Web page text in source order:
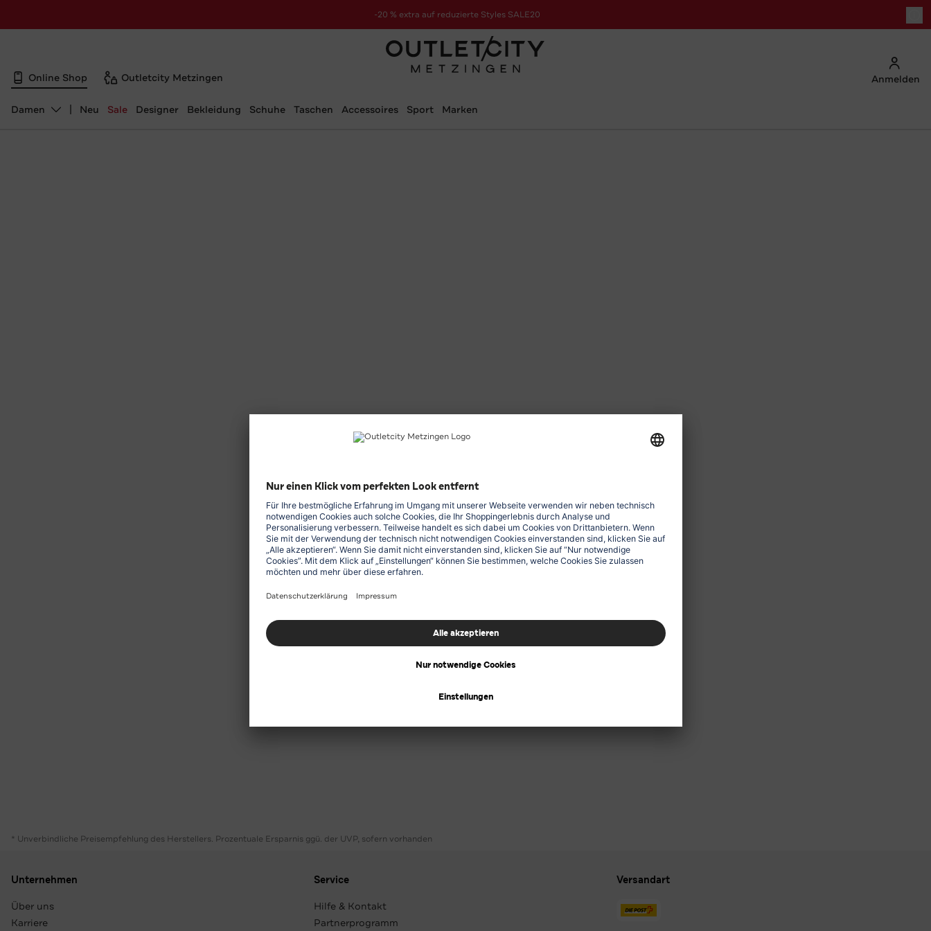
-20 % extra auf reduzierte Styles SALE20
zur Aktion
Online Shop Outletcity Metzingen Anmelden
Abteilung ändern, ausgewählt:
Damen Neu Sale Designer Bekleidung Schuhe Taschen Accessoires Sport Marken
* Unverbindliche Preisempfehlung des Herstellers. Prozentuale Ersparnis ggü. der UVP, sofern vorhanden
Unternehmen
Über uns
Karriere
Service
Hilfe & Kontakt
Partnerprogramm
Versandart